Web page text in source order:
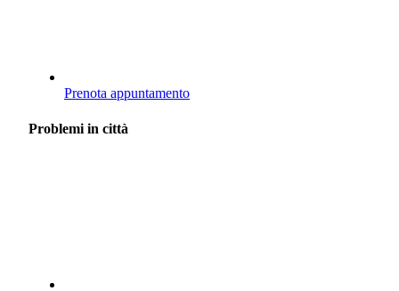
Prenota appuntamento
Problemi in città